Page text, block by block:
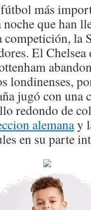
más
que han
competición, la
El
londinenses,
jugó con una
redondo de
alemanay
en su parte